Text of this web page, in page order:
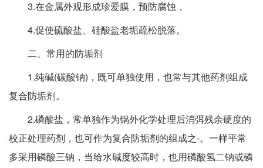
3.在金属外观形成珍爱膜，预防腐蚀，
4.促使硫酸盐、硅酸盐老垢疏松脱落。
二、常用的防垢剂
1.纯碱(碳酸钠)，既可单独使用，也常与其他药剂组成
复合防垢剂。
2.磷酸盐，常单独作为锅外化学处理后消弭残余硬度的
校正处理药剂，也可作为复合防垢剂的组成之-。一样平常
多采用磷酸三钠，当给水碱度较高时，也用磷酸氢二钠或磷